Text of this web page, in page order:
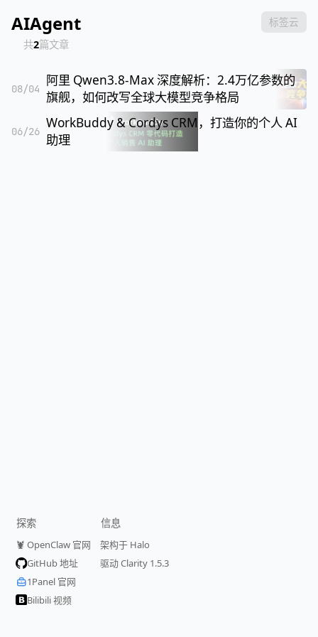
标签云
AIAgent
共2篇文章
08/04
阿里 Qwen3.8-Max 深度解析：2.4万亿参数的
旗舰，如何改写全球大模型竞争格局
06/26
WorkBuddy & Cordys CRM，打造你的个人 AI
助理
探索
🦞 OpenClaw 官网
GitHub 地址
1Panel 官网
Bilibili 视频
信息
架构于 Halo
驱动 Clarity 1.5.3